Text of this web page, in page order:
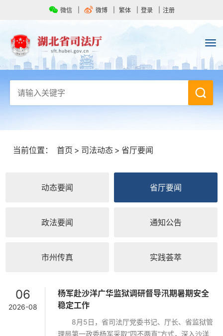
微信 微博 繁体 登录 注册
当前位置： 首页 > 司法动态 > 省厅要闻
动态要闻 省厅要闻
政法要闻 通知公告
市州传真 实践荟萃
杨军赴沙洋广华监狱调研督导汛期暑期安全
稳定工作
8月5日，省司法厅党委书记、厅长、省监狱管
理局第一政委杨军采取“四不两直”方式，深入沙洋
06
2026-08